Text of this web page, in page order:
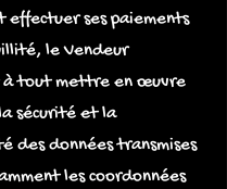
effectuer ses paiements
le Vendeur
à tout mettre en œuvre
sécurité et la
des données transmises
les coordonnées